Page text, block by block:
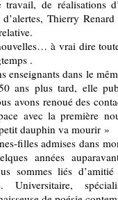
de réalisations
Thierry
à vrai dire
.
enseignants dans le
ans plus tard, elle
avons renoué des
avec la première
dauphin va mourir »
filles admises dans
années
sommes liés
Universitaire,